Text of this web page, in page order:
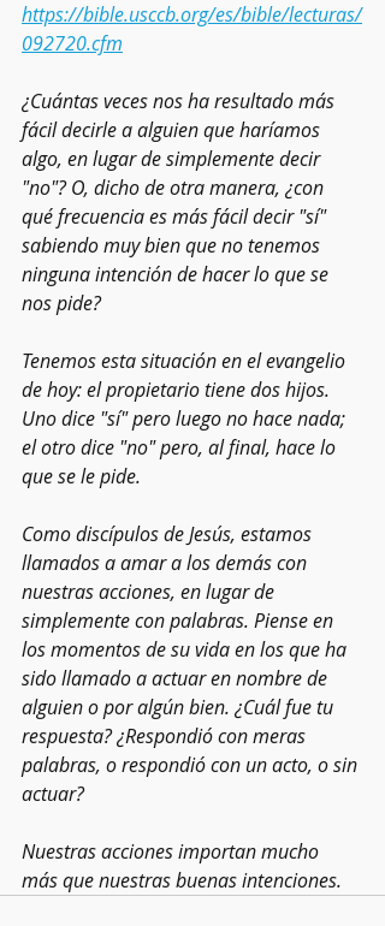
https://bible.usccb.org/es/bible/lecturas/
092720.cfm
¿Cuántas veces nos ha resultado más
fácil decirle a alguien que haríamos
algo, en lugar de simplemente decir
"no"? O, dicho de otra manera, ¿con
qué frecuencia es más fácil decir "sí"
sabiendo muy bien que no tenemos
ninguna intención de hacer lo que se
nos pide?
Tenemos esta situación en el evangelio
de hoy: el propietario tiene dos hijos.
Uno dice "sí" pero luego no hace nada;
el otro dice "no" pero, al final, hace lo
que se le pide.
Como discípulos de Jesús, estamos
llamados a amar a los demás con
nuestras acciones, en lugar de
simplemente con palabras. Piense en
los momentos de su vida en los que ha
sido llamado a actuar en nombre de
alguien o por algún bien. ¿Cuál fue tu
respuesta? ¿Respondió con meras
palabras, o respondió con un acto, o sin
actuar?
Nuestras acciones importan mucho
más que nuestras buenas intenciones.